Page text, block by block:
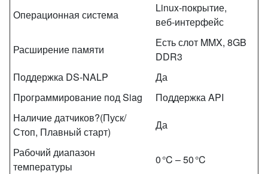
Операционная система
Linux‑покрытие,
веб‑интерфейс
Расширение памяти
Есть слот MMX, 8GB
DDR3
Поддержка DS‑NALP
Да
Программирование под Siag
Поддержка API
Наличие датчиков?(Пуск/
Стоп, Плавный старт)
Да
Рабочий диапазон
температуры
0 °C – 50 °C